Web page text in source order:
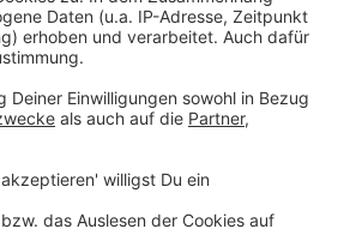
für Pellets und Brennholz